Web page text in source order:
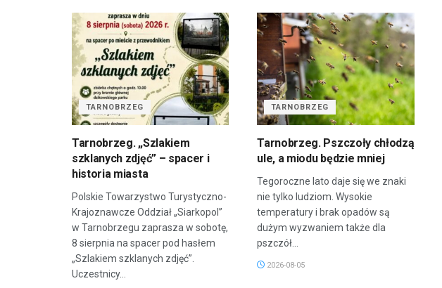
TARNOBRZEG
Tarnobrzeg. „Szlakiem
szklanych zdjęć” – spacer i
historia miasta
Polskie Towarzystwo Turystyczno-
Krajoznawcze Oddział „Siarkopol”
w Tarnobrzegu zaprasza w sobotę,
8 sierpnia na spacer pod hasłem
„Szlakiem szklanych zdjęć”.
Uczestnicy...
TARNOBRZEG
Tarnobrzeg. Pszczoły chłodzą
ule, a miodu będzie mniej
Tegoroczne lato daje się we znaki
nie tylko ludziom. Wysokie
temperatury i brak opadów są
dużym wyzwaniem także dla
pszczół...
2026-08-05